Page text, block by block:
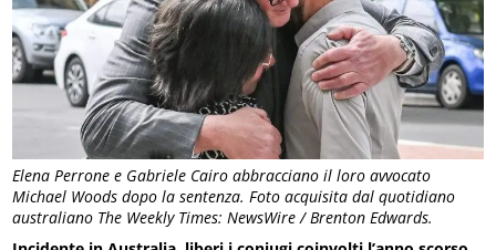
Elena Perrone e Gabriele Cairo abbracciano il loro avvocato
Michael Woods dopo la sentenza. Foto acquisita dal quotidiano
australiano The Weekly Times: NewsWire / Brenton Edwards.